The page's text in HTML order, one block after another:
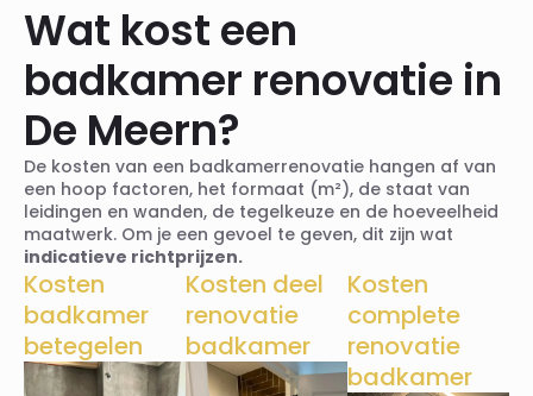
Wat kost een
badkamer renovatie in
De Meern?
De kosten van een badkamer­renovatie hangen af van
een hoop factoren, het formaat (m²), de staat van
leidingen en wanden, de tegelkeuze en de hoeveelheid
maatwerk. Om je een gevoel te geven, dit zijn wat
indicatieve richtprijzen.
Kosten
badkamer
betegelen
Kosten deel
renovatie
badkamer
Kosten
complete
renovatie
badkamer